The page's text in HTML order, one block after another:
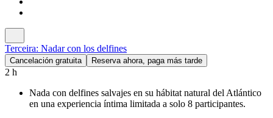
Terceira: Nadar con los delfines
Cancelación gratuita Reserva ahora, paga más tarde
2 h
Nada con delfines salvajes en su hábitat natural del Atlántico
en una experiencia íntima limitada a solo 8 participantes.